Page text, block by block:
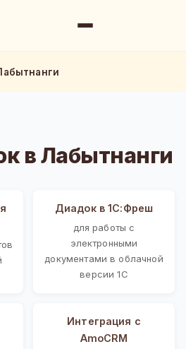
в Лабытнанги
Диадок в 1С:Фреш
для работы с
электронными
документами в облачной
версии 1С
Интеграция с
AmoCRM